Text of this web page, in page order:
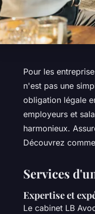
Pour les
n'est pas une
obligation légale
employeurs et
harmonieux.
Découvrez
Services
Expertise et
Le cabinet LB